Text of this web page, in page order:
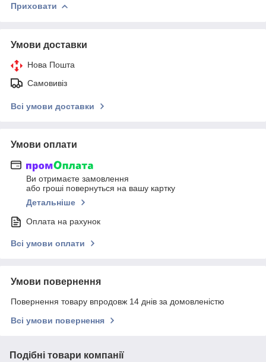
Приховати
Умови доставки
Нова Пошта
Самовивіз
Всі умови доставки
Умови оплати
Ви отримаєте замовлення
або гроші повернуться на вашу картку
Детальніше
Оплата на рахунок
Всі умови оплати
Умови повернення
Повернення товару впродовж 14 днів за домовленістю
Всі умови повернення
Подібні товари компанії